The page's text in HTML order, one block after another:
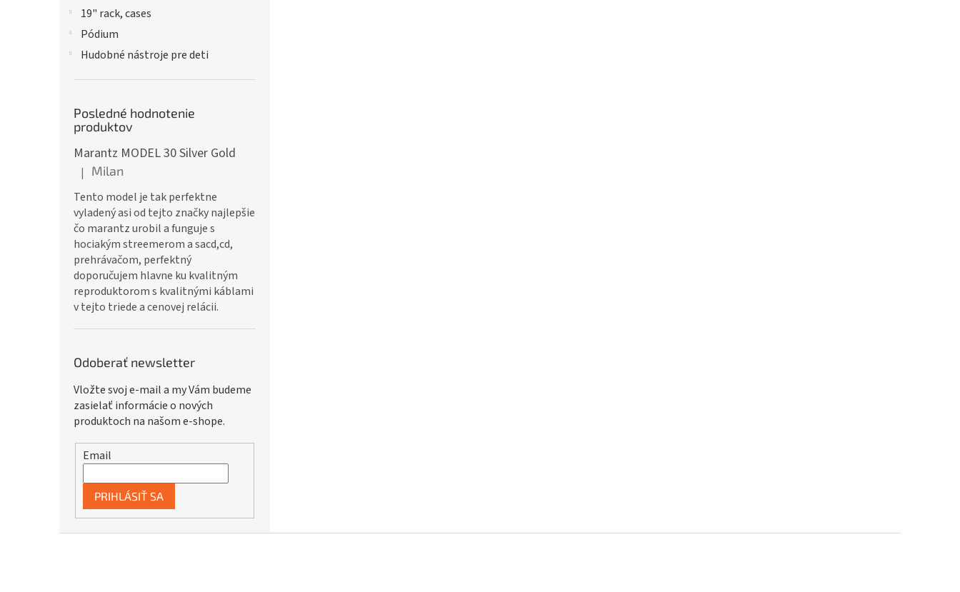
19" rack, cases
Pódium
Hudobné nástroje pre deti
Posledné hodnotenie
produktov
Marantz MODEL 30 Silver Gold
Hodnotenie produktu je 5 z 5 hviezdičiek.
| Milan
Tento model je tak perfektne
vyladený asi od tejto značky najlepšie
čo marantz urobil a funguje s
hociakým streemerom a sacd,cd,
prehrávačom, perfektný
doporučujem hlavne ku kvalitným
reproduktorom s kvalitnými káblami
v tejto triede a cenovej relácii.
Odoberať newsletter
Vložte svoj e-mail a my Vám budeme
zasielať informácie o nových
produktoch na našom e-shope.
Email
PRIHLÁSIŤ SA